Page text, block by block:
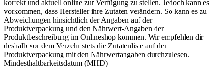
korrekt und aktuell online zur Verfügung zu stellen. Jedoch kann es
vorkommen, dass Hersteller ihre Zutaten verändern. So kann es zu
Abweichungen hinsichtlich der Angaben auf der
Produktverpackung und den Nährwert-Angaben der
Produktbeschreibung im Onlineshop kommen. Wir empfehlen dir
deshalb vor dem Verzehr stets die Zutatenliste auf der
Produktverpackung mit den Nährwertangaben durchzulesen.
Mindesthaltbarkeitsdatum (MHD)